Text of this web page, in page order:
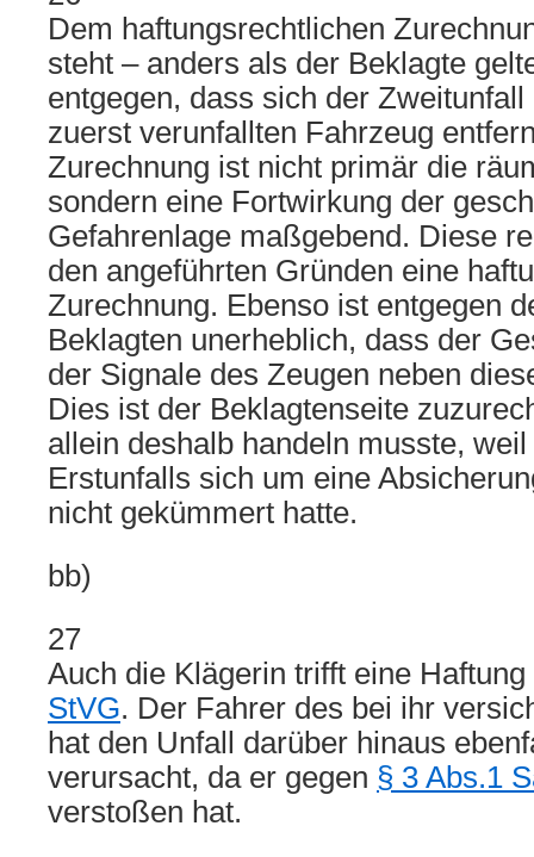
Dem haftungsrechtlichen
steht – anders als der Beklagte
entgegen, dass sich der
zuerst verunfallten Fahrzeug
Zurechnung ist nicht primär die
sondern eine Fortwirkung der
Gefahrenlage maßgebend. Diese
den angeführten Gründen eine
Zurechnung. Ebenso ist entgegen
Beklagten unerheblich, dass der
der Signale des Zeugen neben
Dies ist der Beklagtenseite
allein deshalb handeln musste,
Erstunfalls sich um eine
nicht gekümmert hatte.
bb)
27
Auch die Klägerin trifft eine
StVG. Der Fahrer des bei ihr
hat den Unfall darüber hinaus
verursacht, da er gegen § 3 Abs.1
verstoßen hat.